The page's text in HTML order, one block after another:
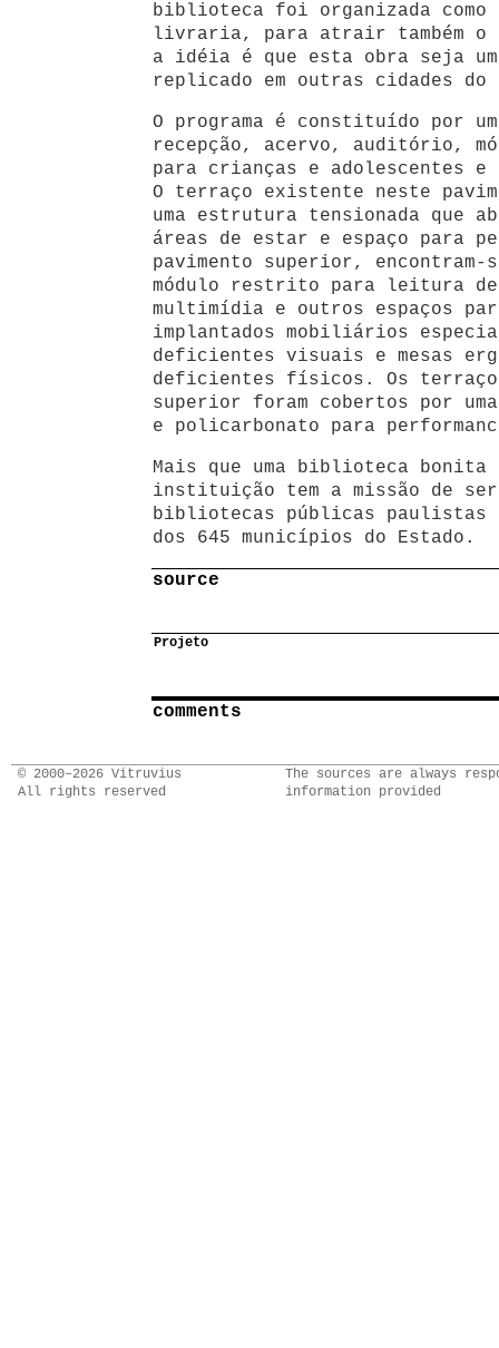
biblioteca foi organizada como
livraria, para atrair também
a idéia é que esta obra seja
replicado em outras cidades do
O programa é constituído por
recepção, acervo, auditório,
para crianças e adolescentes
O terraço existente neste
uma estrutura tensionada que
áreas de estar e espaço para
pavimento superior, encontram-
módulo restrito para leitura
multimídia e outros espaços
implantados mobiliários
deficientes visuais e mesas
deficientes físicos. Os
superior foram cobertos por
e policarbonato para
Mais que uma biblioteca
instituição tem a missão de
bibliotecas públicas paulistas –
dos 645 municípios do Estado.
source
Projeto
comments
© 2000–2026 Vitruvius
All rights reserved
The sources are always
information provided